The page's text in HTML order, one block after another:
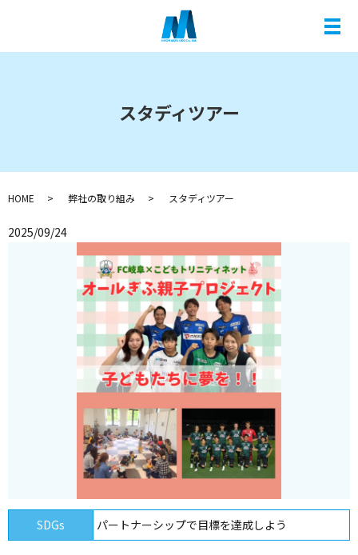
メ
スタディツアー
HOME 弊社の取り組み スタディツアー
2025/09/24
SDGs パートナーシップで目標を達成しよう